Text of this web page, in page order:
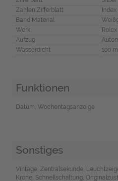
Zahlen Zifferblatt
Index
Band Material
Werk
Rolex
Aufzug
Wasserdicht
100 m
Funktionen
Datum, Wochentagsanzeige
Sonstiges
Vintage, Zentralsekunde,
Krone, Schnellschaltung,